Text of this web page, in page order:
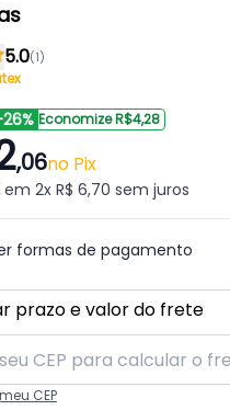
5.0(1)
Economize R$4,28
,06no Pix
em 2x R$ 6,70 sem juros
formas de pagamento
prazo e valor do frete
CEP